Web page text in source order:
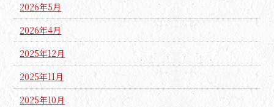
2026年5月
2026年4月
2025年12月
2025年11月
2025年10月